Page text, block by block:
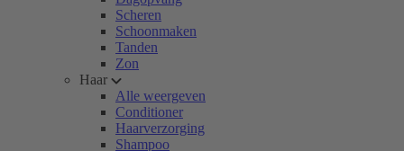
Scheren
Schoonmaken
Tanden
Zon
Haar
Alle weergeven
Conditioner
Haarverzorging
Shampoo